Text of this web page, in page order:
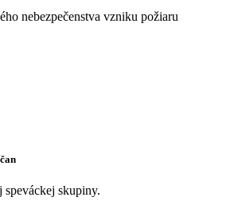
nebezpečenstva vzniku požiaru
speváckej skupiny.